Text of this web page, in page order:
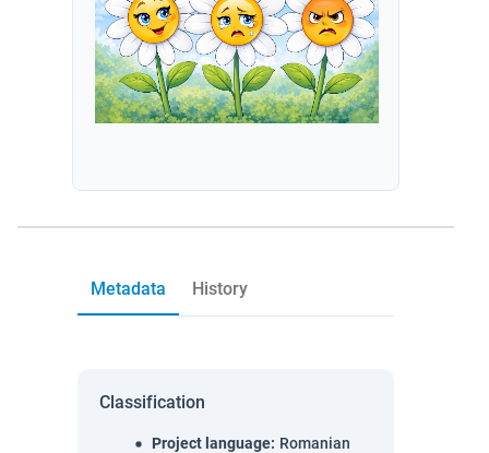
Metadata History
Classification
Project language: Romanian